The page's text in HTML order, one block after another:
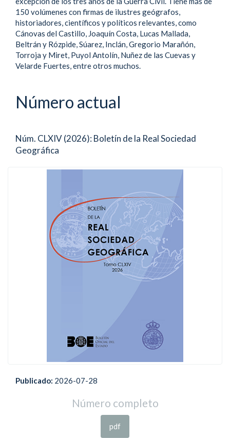
150 volúmenes con firmas de ilustres geógrafos,
historiadores, científicos y políticos relevantes, como
Cánovas del Castillo, Joaquín Costa, Lucas Mallada,
Beltrán y Rózpide, Súarez, Inclán, Gregorio Marañón,
Torroja y Miret, Puyol Antolín, Nuñez de las Cuevas y
Velarde Fuertes, entre otros muchos.
Número actual
Núm. CLXIV (2026): Boletín de la Real Sociedad
Geográfica
Publicado: 2026-07-28
Número completo
pdf